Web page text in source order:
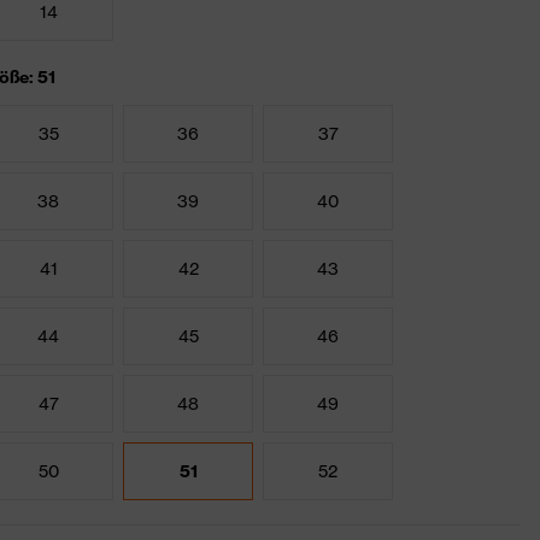
14
51
35 36 37
38 39 40
41 42 43
44 45 46
47 48 49
50 51 52